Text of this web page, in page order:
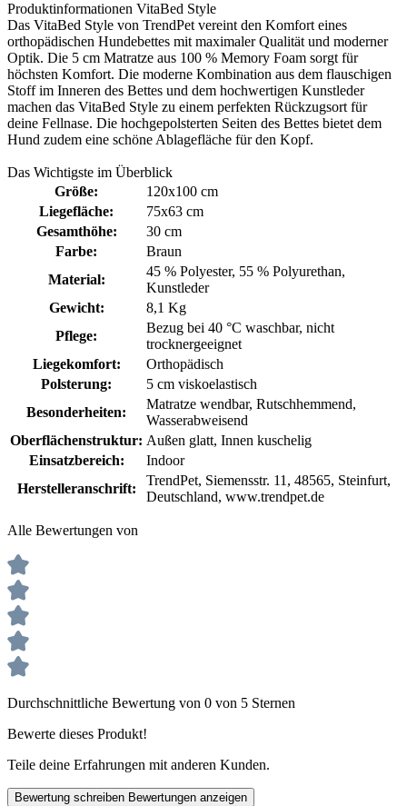
Produktinformationen VitaBed Style
Das VitaBed Style von TrendPet vereint den Komfort eines
orthopädischen Hundebettes mit maximaler Qualität und moderner
Optik. Die 5 cm Matratze aus 100 % Memory Foam sorgt für
höchsten Komfort. Die moderne Kombination aus dem flauschigen
Stoff im Inneren des Bettes und dem hochwertigen Kunstleder
machen das VitaBed Style zu einem perfekten Rückzugsort für
deine Fellnase. Die hochgepolsterten Seiten des Bettes bietet dem
Hund zudem eine schöne Ablagefläche für den Kopf.
Das Wichtigste im Überblick
Größe:
120x100 cm
Liegefläche:
75x63 cm
Gesamthöhe:
30 cm
Farbe:
Braun
Material:
45 % Polyester, 55 % Polyurethan,
Kunstleder
Gewicht:
8,1 Kg
Pflege:
Bezug bei 40 °C waschbar, nicht
trocknergeeignet
Liegekomfort:
Orthopädisch
Polsterung:
5 cm viskoelastisch
Besonderheiten:
Matratze wendbar, Rutschhemmend,
Wasserabweisend
Oberflächenstruktur: Außen glatt, Innen kuschelig
Einsatzbereich:
Indoor
Herstelleranschrift:
TrendPet, Siemensstr. 11, 48565, Steinfurt,
Deutschland, www.trendpet.de
Alle Bewertungen von
Durchschnittliche Bewertung von 0 von 5 Sternen
Bewerte dieses Produkt!
Teile deine Erfahrungen mit anderen Kunden.
Bewertung schreiben Bewertungen anzeigen